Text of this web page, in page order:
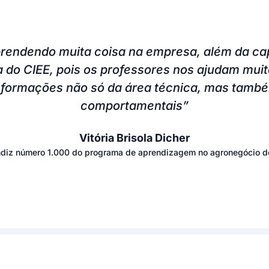
tornei mais responsável e dou o meu
colaborar com a empresa”
Mickael Pantoja Brito